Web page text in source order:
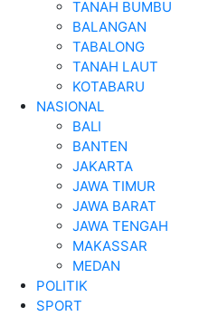
TANAH BUMBU
BALANGAN
TABALONG
TANAH LAUT
KOTABARU
NASIONAL
BALI
BANTEN
JAKARTA
JAWA TIMUR
JAWA BARAT
JAWA TENGAH
MAKASSAR
MEDAN
POLITIK
SPORT